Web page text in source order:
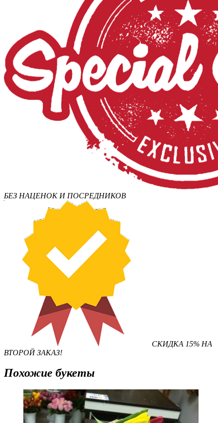
БЕЗ НАЦЕНОК И ПОСРЕДНИКОВ
СКИДКА 15% НА
ВТОРОЙ ЗАКАЗ!
Похожие букеты